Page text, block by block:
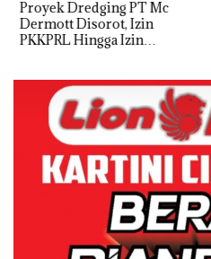
Proyek Dredging PT Mc
Dermott Disorot, Izin
PKKPRL Hingga Izin